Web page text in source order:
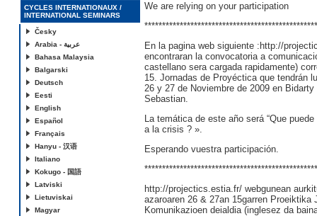
CYCLES INTERNATIONAUX /
INTERNATIONAL SEMINARS
Česky
Arabia - عربية
Bahasa Malaysia
Balgarski
Deutsch
Eesti
English
Español
Français
Hanyu - 汉语
Italiano
Kokugo - 国語
Latviski
Lietuviskai
Magyar
We are relying on your participation
En la pagina web siguiente : http://
encontraran la convocatoria a
castellano sera cargada rapidamente)
15. Jornadas de Proyéctica que tendrán
26 y 27 de Noviembre de 2009 en
Sebastian.
La temática de este año será “Que
a la crisis ? ».
Esperando vuestra participación.
http://projectics.estia.fr/ webgunean
azaroaren 26 & 27an 15garren Proeiktika
Komunikazioen deialdia (inglesez da